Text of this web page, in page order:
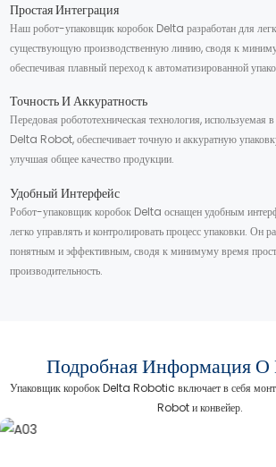
Простая Интеграция
Наш робот-упаковщик коробок Delta разработан для
существующую производственную линию, сводя к
обеспечивая плавный переход к автоматизированной
Точность И Аккуратность
Передовая робототехническая технология, используемая
Delta Robot, обеспечивает точную и аккуратную
улучшая общее качество продукции.
Удобный Интерфейс
Робот-упаковщик коробок Delta оснащен удобным
легко управлять и контролировать процесс упаковки. Он
понятным и эффективным, сводя к минимуму время
производительность.
Подробная Информация О
Упаковщик коробок Delta Robotic включает в себя
Robot и конвейер.